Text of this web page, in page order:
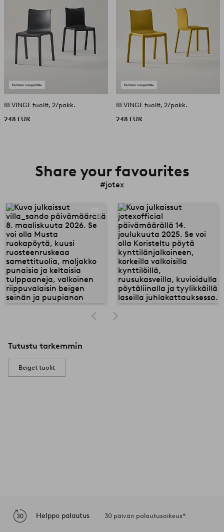
REVINGE tuolit, 2/pakk.
248 EUR
REVINGE tuolit, 2/pakk.
248 EUR
Share your favourites
#jotex
Tutustu tarkemmin
Beiget tuolit
Helppo palautus 30 päivän palautusoikeus*